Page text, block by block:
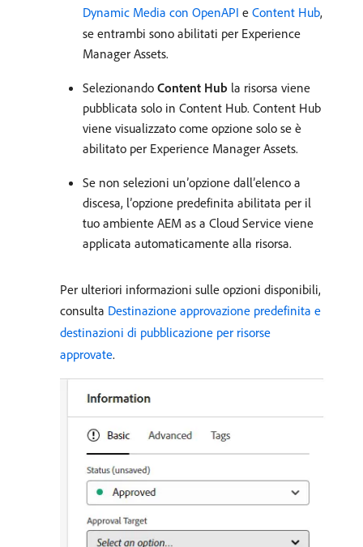
Dynamic Media con OpenAPI e Content Hub,
se entrambi sono abilitati per Experience
Manager Assets.
Selezionando Content Hub la risorsa viene
pubblicata solo in Content Hub. Content Hub
viene visualizzato come opzione solo se è
abilitato per Experience Manager Assets.
Se non selezioni un’opzione dall’elenco a
discesa, l’opzione predefinita abilitata per il
tuo ambiente AEM as a Cloud Service viene
applicata automaticamente alla risorsa.
Per ulteriori informazioni sulle opzioni disponibili,
consulta Destinazione approvazione predefinita e
destinazioni di pubblicazione per risorse
approvate.